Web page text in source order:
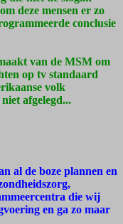
deze mensen er zo
conclusie
van de MSM om
op tv standaard
volk
afgelegd...
al de boze plannen en
die wij
en ga zo maar